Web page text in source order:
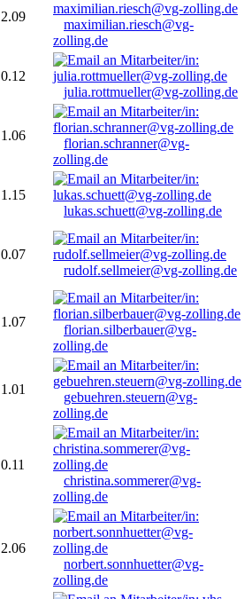
2.09
maximilian.riesch@vg-
zolling.de
0.12
julia.rottmueller@vg-zolling.de
1.06
florian.schranner@vg-
zolling.de
1.15
lukas.schuett@vg-zolling.de
0.07
rudolf.sellmeier@vg-zolling.de
1.07
florian.silberbauer@vg-
zolling.de
1.01
gebuehren.steuern@vg-
zolling.de
0.11
christina.sommerer@vg-
zolling.de
2.06
norbert.sonnhuetter@vg-
zolling.de